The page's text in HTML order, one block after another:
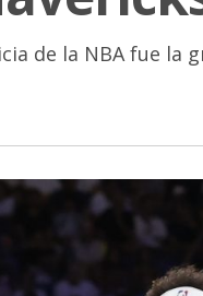
de la NBA fue